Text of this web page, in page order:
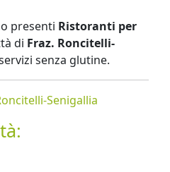
presenti Ristoranti per
di Fraz. Roncitelli-
senza glutine.
Senigallia